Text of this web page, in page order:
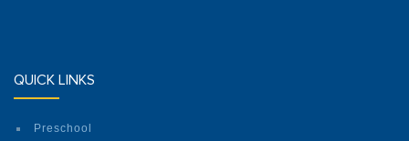
QUICK LINKS
Preschool